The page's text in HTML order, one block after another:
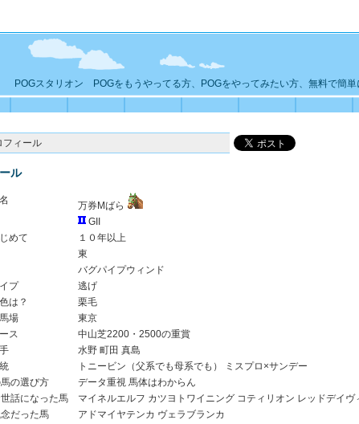
POGスタリオン POGをもうやってる方、POGをやってみたい方、無料で簡単
フィール
ル
万券Mばら
GII
めて
１０年以上
東
バグパイプウィンド
プ
逃げ
は？
栗毛
場
東京
ス
中山芝2200・2500の重賞
水野 町田 真島
トニービン（父系でも母系でも） ミスプロ×サンデー
の選び方
データ重視 馬体はわからん
話になった馬
マイネルエルフ カツヨトワイニング コティリオン レッドデイヴ
だった馬
アドマイヤテンカ ヴェラブランカ